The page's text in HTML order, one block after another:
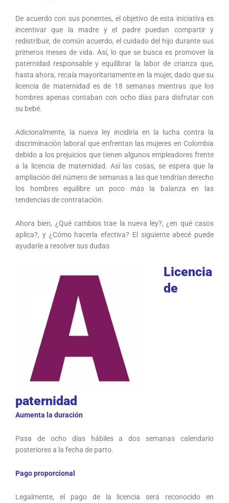
De acuerdo con sus ponentes, el objetivo de esta iniciativa es
incentivar que la madre y el padre puedan compartir y
redistribuir, de común acuerdo, el cuidado del hijo durante sus
primeros meses de vida. Así, lo que se busca es promover la
paternidad responsable y equilibrar la labor de crianza que,
hasta ahora, recaía mayoritariamente en la mujer, dado que su
licencia de maternidad es de 18 semanas mientras que los
hombres apenas contaban con ocho días para disfrutar con
su bebé.
Adicionalmente, la nueva ley incidiría en la lucha contra la
discriminación laboral que enfrentan las mujeres en Colombia
debido a los prejuicios que tienen algunos empleadores frente
a la licencia de maternidad. Así las cosas, se espera que la
ampliación del número de semanas a las que tendrían derecho
los hombres equilibre un poco más la balanza en las
tendencias de contratación.
Ahora bien, ¿Qué cambios trae la nueva ley?, ¿en qué casos
aplica?, y ¿Cómo hacerla efectiva? El siguiente abecé puede
ayudarle a resolver sus dudas
Licencia
de
paternidad
Aumenta la duración
Pasa de ocho días hábiles a dos semanas calendario
posteriores a la fecha de parto.
Pago proporcional
Legalmente, el pago de la licencia será reconocido en